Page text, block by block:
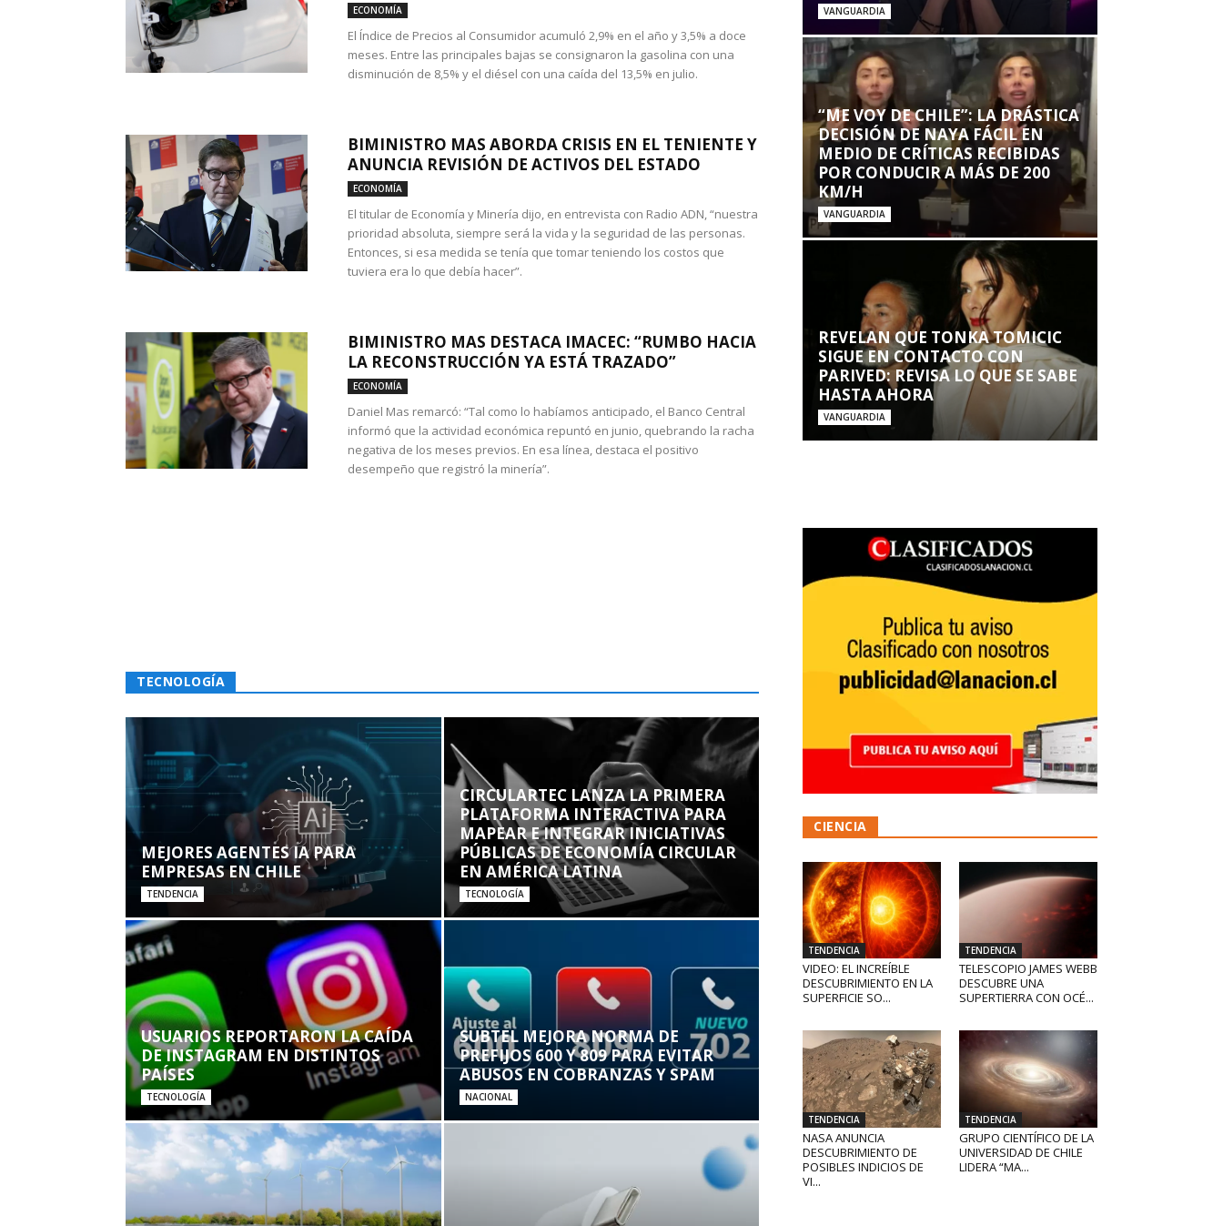
ECONOMÍA
El Índice de Precios al Consumidor acumuló 2,9% en el año y 3,5% a doce
meses. Entre las principales bajas se consignaron la gasolina con una
disminución de 8,5% y el diésel con una caída del 13,5% en julio.
BIMINISTRO MAS ABORDA CRISIS EN EL TENIENTE Y
ANUNCIA REVISIÓN DE ACTIVOS DEL ESTADO
ECONOMÍA
El titular de Economía y Minería dijo, en entrevista con Radio ADN, “nuestra
prioridad absoluta, siempre será la vida y la seguridad de las personas.
Entonces, si esa medida se tenía que tomar teniendo los costos que
tuviera era lo que debía hacer”.
BIMINISTRO MAS DESTACA IMACEC: “RUMBO HACIA
LA RECONSTRUCCIÓN YA ESTÁ TRAZADO”
ECONOMÍA
Daniel Mas remarcó: “Tal como lo habíamos anticipado, el Banco Central
informó que la actividad económica repuntó en junio, quebrando la racha
negativa de los meses previos. En esa línea, destaca el positivo
desempeño que registró la minería”.
TECNOLOGÍA
MEJORES AGENTES IA PARA
EMPRESAS EN CHILE
TENDENCIA
CIRCULARTEC LANZA LA PRIMERA
PLATAFORMA INTERACTIVA PARA
MAPEAR E INTEGRAR INICIATIVAS
PÚBLICAS DE ECONOMÍA CIRCULAR
EN AMÉRICA LATINA
TECNOLOGÍA
USUARIOS REPORTARON LA CAÍDA
DE INSTAGRAM EN DISTINTOS
PAÍSES
TECNOLOGÍA
SUBTEL MEJORA NORMA DE
PREFIJOS 600 Y 809 PARA EVITAR
ABUSOS EN COBRANZAS Y SPAM
NACIONAL
VANGUARDIA
“ME VOY DE CHILE”: LA DRÁSTICA
DECISIÓN DE NAYA FÁCIL EN
MEDIO DE CRÍTICAS RECIBIDAS
POR CONDUCIR A MÁS DE 200
KM/H
VANGUARDIA
REVELAN QUE TONKA TOMICIC
SIGUE EN CONTACTO CON
PARIVED: REVISA LO QUE SE SABE
HASTA AHORA
VANGUARDIA
CIENCIA
TENDENCIA
VIDEO: EL INCREÍBLE
DESCUBRIMIENTO EN LA
SUPERFICIE SO...
TENDENCIA
TELESCOPIO JAMES WEBB
DESCUBRE UNA
SUPERTIERRA CON OCÉ...
TENDENCIA
NASA ANUNCIA
DESCUBRIMIENTO DE
POSIBLES INDICIOS DE
VI...
TENDENCIA
GRUPO CIENTÍFICO DE LA
UNIVERSIDAD DE CHILE
LIDERA “MA...